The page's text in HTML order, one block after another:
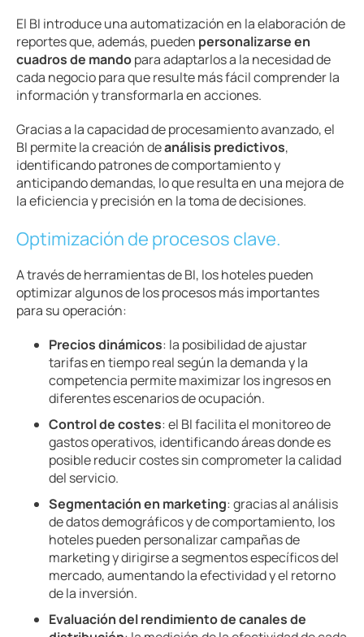
El BI introduce una automatización en la elaboración de
reportes que, además, pueden personalizarse en
cuadros de mandopara adaptarlos a la necesidad de
cada negocio para que resulte más fácil comprender la
información y transformarla en acciones.
Gracias a la capacidad de procesamiento avanzado, el
BI permite la creación deanálisis predictivos,
identificando patrones de comportamiento y
anticipando demandas, lo que resulta en una mejora de
la eficiencia y precisión en la toma de decisiones.
Optimización de procesos clave.
A través de herramientas de BI, los hoteles pueden
optimizar algunos de los procesos más importantes
para su operación:
Precios dinámicos: la posibilidad de ajustar
tarifas en tiempo real según la demanda y la
competencia permite maximizar los ingresos en
diferentes escenarios de ocupación.
Control de costes: el BI facilita el monitoreo de
gastos operativos, identificando áreas donde es
posible reducir costes sin comprometer la calidad
del servicio.
Segmentación en marketing: gracias al análisis
de datos demográficos y de comportamiento, los
hoteles pueden personalizar campañas de
marketing y dirigirse a segmentos específicos del
mercado, aumentando la efectividad y el retorno
de la inversión.
Evaluación del rendimiento de canales de